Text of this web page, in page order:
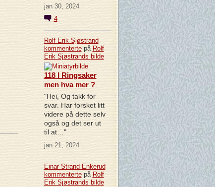
jan 30, 2024
4
Rolf Erik Sjøstrand
kommentertepå Rolf
Erik Sjøstrandsbilde
118 I Ringsaker
men hva mer ?
"Hei, Og takk for
svar. Har forsket litt
videre på dette selv
også og det ser ut
til at…"
jan 21, 2024
Einar Strand Enkerud
kommentertepå Rolf
Erik Sjøstrandsbilde